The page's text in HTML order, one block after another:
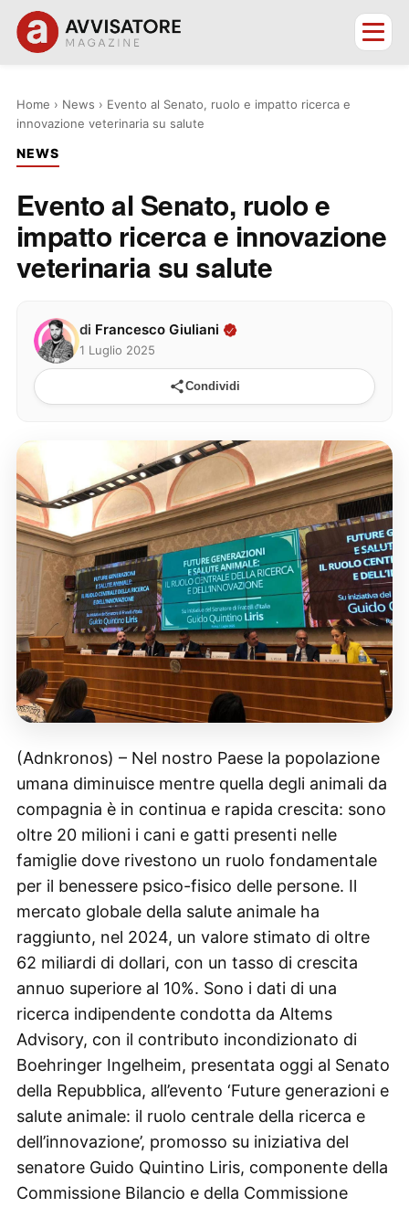
Home › News › Evento al Senato, ruolo e impatto ricerca e
innovazione veterinaria su salute
NEWS
Evento al Senato, ruolo e
impatto ricerca e innovazione
veterinaria su salute
di Francesco Giuliani
1 Luglio 2025
Condividi
(Adnkronos) – Nel nostro Paese la popolazione
umana diminuisce mentre quella degli animali da
compagnia è in continua e rapida crescita: sono
oltre 20 milioni i cani e gatti presenti nelle
famiglie dove rivestono un ruolo fondamentale
per il benessere psico-fisico delle persone. Il
mercato globale della salute animale ha
raggiunto, nel 2024, un valore stimato di oltre
62 miliardi di dollari, con un tasso di crescita
annuo superiore al 10%. Sono i dati di una
ricerca indipendente condotta da Altems
Advisory, con il contributo incondizionato di
Boehringer Ingelheim, presentata oggi al Senato
della Repubblica, all’evento ‘Future generazioni e
salute animale: il ruolo centrale della ricerca e
dell’innovazione’, promosso su iniziativa del
senatore Guido Quintino Liris, componente della
Commissione Bilancio e della Commissione